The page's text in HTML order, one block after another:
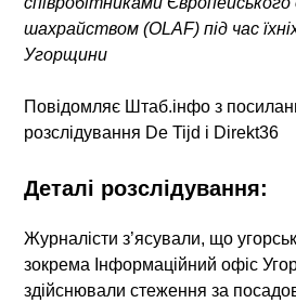
шахрайством (OLAF) під час
Угорщини
Повідомляє Штаб.інфо з
розслідування De Tijd і Direkt36
Деталі розслідування:
Журналісти з’ясували, що
зокрема Інформаційний офіс
здійснювали стеження за